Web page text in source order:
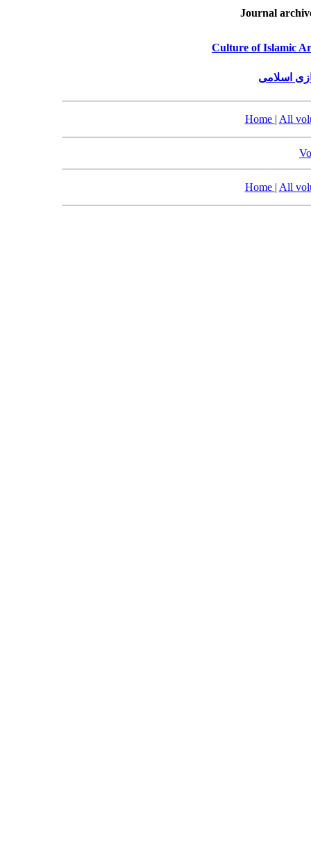
Journal
Culture of Islamic
اسلامی
Home | All
Home | All